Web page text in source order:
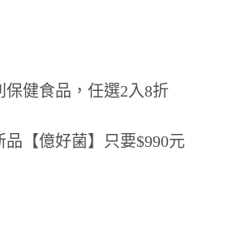
保健食品，任選2入8折
【億好菌】只要$990元